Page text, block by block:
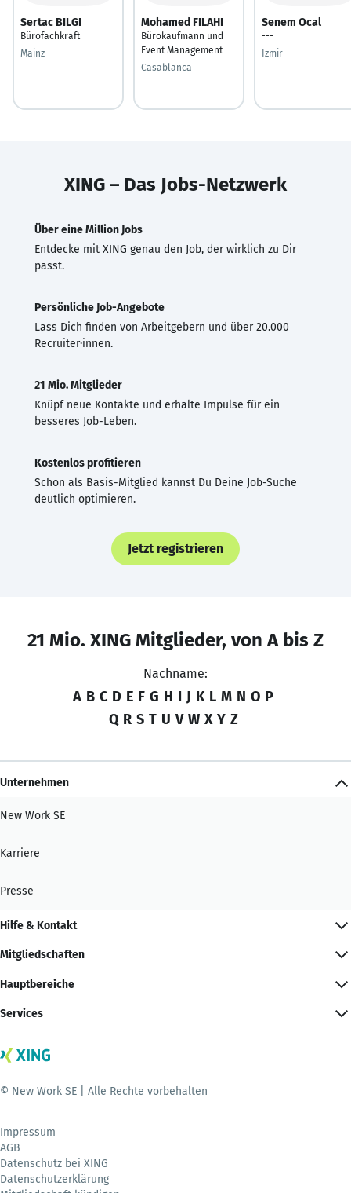
Sertac BILGI
Bürofachkraft
Mainz
Mohamed FILAHI
Bürokaufmann und
Event Management
Casablanca
Senem Ocal
---
Izmir
XING – Das Jobs-Netzwerk
Über eine Million Jobs
Entdecke mit XING genau den Job, der wirklich zu Dir
passt.
Persönliche Job-Angebote
Lass Dich finden von Arbeitgebern und über 20.000
Recruiter·innen.
21 Mio. Mitglieder
Knüpf neue Kontakte und erhalte Impulse für ein
besseres Job-Leben.
Kostenlos profitieren
Schon als Basis-Mitglied kannst Du Deine Job-Suche
deutlich optimieren.
Jetzt registrieren
21 Mio. XING Mitglieder, von A bis Z
Nachname:
A B C D E F G H I J K L M N O P
Q R S T U V W X Y Z
Unternehmen
New Work SE
Karriere
Presse
Hilfe & Kontakt
Mitgliedschaften
Hauptbereiche
Services
© New Work SE | Alle Rechte vorbehalten
Impressum
AGB
Datenschutz bei XING
Datenschutzerklärung